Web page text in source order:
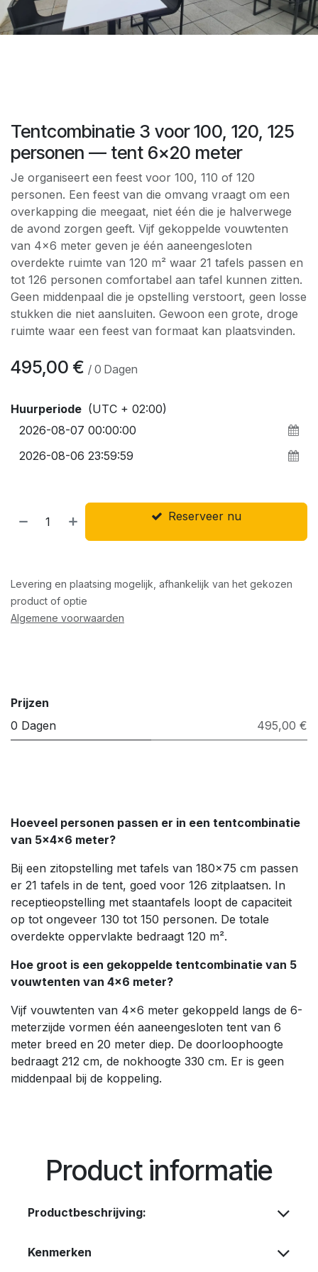
Tentcombinatie 3 voor 100, 120, 125
personen — tent 6×20 meter
Je organiseert een feest voor 100, 110 of 120
personen. Een feest van die omvang vraagt om een
overkapping die meegaat, niet één die je halverwege
de avond zorgen geeft. Vijf gekoppelde vouwtenten
van 4×6 meter geven je één aaneengesloten
overdekte ruimte van 120 m² waar 21 tafels passen en
tot 126 personen comfortabel aan tafel kunnen zitten.
Geen middenpaal die je opstelling verstoort, geen losse
stukken die niet aansluiten. Gewoon een grote, droge
ruimte waar een feest van formaat kan plaatsvinden.
495,00 € / 0 Dagen
Huurperiode (UTC + 02:00)
Reserveer nu
Levering en plaatsing mogelijk, afhankelijk van het gekozen
product of optie
Algemene voorwaarden
Prijzen
0 Dagen
495,00 €
Hoeveel personen passen er in een tentcombinatie
van 5×4×6 meter?
Bij een zitopstelling met tafels van 180×75 cm passen
er 21 tafels in de tent, goed voor 126 zitplaatsen. In
receptieopstelling met staantafels loopt de capaciteit
op tot ongeveer 130 tot 150 personen. De totale
overdekte oppervlakte bedraagt 120 m².
Hoe groot is een gekoppelde tentcombinatie van 5
vouwtenten van 4×6 meter?
Vijf vouwtenten van 4×6 meter gekoppeld langs de 6-
meterzijde vormen één aaneengesloten tent van 6
meter breed en 20 meter diep. De doorloophoogte
bedraagt 212 cm, de nokhoogte 330 cm. Er is geen
middenpaal bij de koppeling.
Product informatie
Productbeschrijving:
Kenmerken